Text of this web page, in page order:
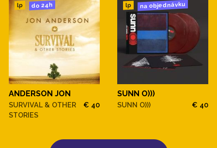
lp do 24h
ANDERSON JON
SURVIVAL & OTHER
STORIES
€ 40
lp na objednávku
SUNN O)))
SUNN O))) € 40